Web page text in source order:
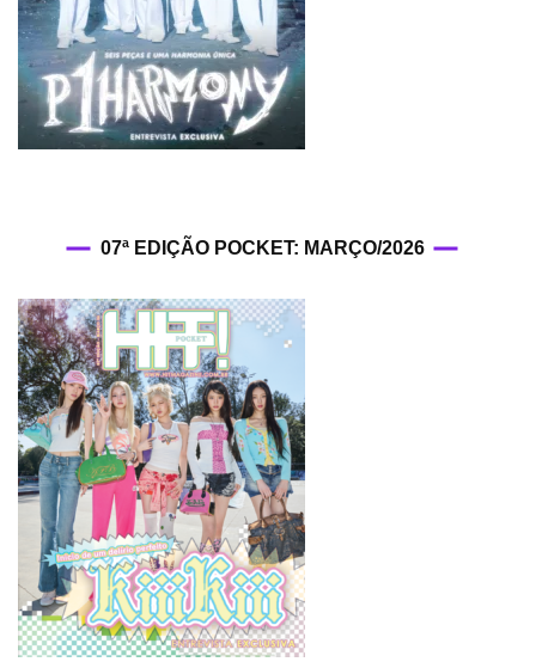
07ª EDIÇÃO POCKET: MARÇO/2026